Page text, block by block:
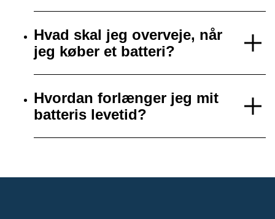
Hvad skal jeg overveje, når
jeg køber et batteri?
Hvordan forlænger jeg mit
batteris levetid?